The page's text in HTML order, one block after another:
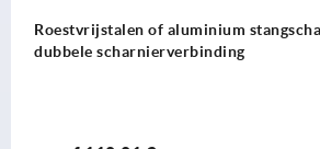
of aluminium stangscharnieren met
scharnierverbinding